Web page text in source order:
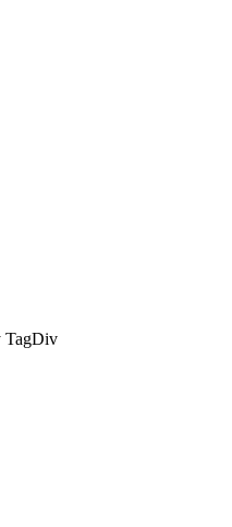
TagDiv